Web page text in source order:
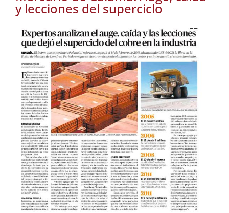
y lecciones del superciclo